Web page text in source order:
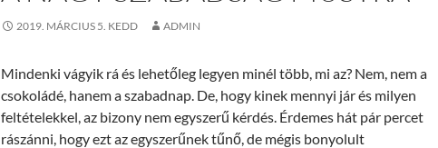
2019. MÁRCIUS 5. KEDD ADMIN
Mindenki vágyik rá és lehetőleg legyen minél több, mi az? Nem, nem a
csokoládé, hanem a szabadnap. De, hogy kinek mennyi jár és milyen
feltételekkel, az bizony nem egyszerű kérdés. Érdemes hát pár percet
rászánni, hogy ezt az egyszerűnek tűnő, de mégis bonyolult